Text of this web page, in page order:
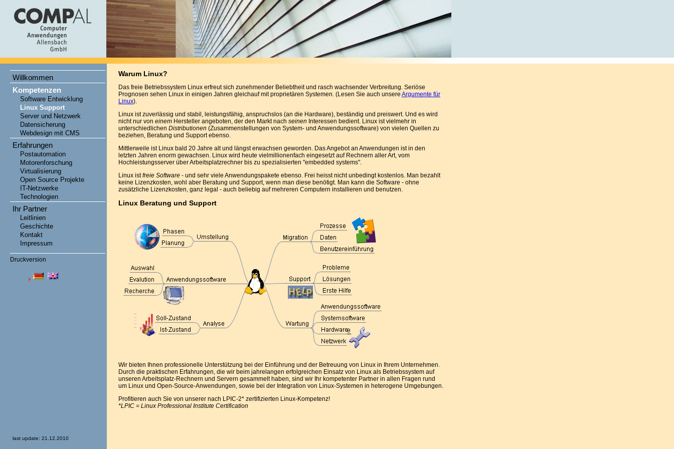
Willkommen
Kompetenzen
Software Entwicklung
Linux Support
Server und Netzwerk
Datensicherung
Webdesign mit CMS
Erfahrungen
Postautomation
Motorenforschung
Virtualisierung
Open Source Projekte
IT-Netzwerke
Technologien
Ihr Partner
Leitlinien
Geschichte
Kontakt
Impressum
Druckversion
Warum Linux?
Das freie Betriebssystem Linux erfreut sich zunehmender Beliebtheit und rasch wachsender Verbreitung. Seriöse
Prognosen sehen Linux in einigen Jahren gleichauf mit proprietären Systemen. (Lesen Sie auch unsere Argumente für
Linux).
Linux ist zuverlässig und stabil, leistungsfähig, anspruchslos (an die Hardware), beständig und preiswert. Und es wird
nicht nur von einem Hersteller angeboten, der den Markt nach seinen Interessen bedient. Linux ist vielmehr in
unterschiedlichen Distributionen (Zusammenstellungen von System- und Anwendungssoftware) von vielen Quellen zu
beziehen, Beratung und Support ebenso.
Mittlerweile ist Linux bald 20 Jahre alt und längst erwachsen geworden. Das Angebot an Anwendungen ist in den
letzten Jahren enorm gewachsen. Linux wird heute vielmillionenfach eingesetzt auf Rechnern aller Art, vom
Hochleistungsserver über Arbeitsplatzrechner bis zu spezialisierten "embedded systems".
Linux istfreie Software - und sehr viele Anwendungspakete ebenso. Frei heisst nicht unbedingt kostenlos. Man bezahlt
keine Lizenzkosten, wohl aber Beratung und Support, wenn man diese benötigt. Man kann die Software - ohne
zusätzliche Lizenzkosten, ganz legal - auch beliebig auf mehreren Computern installieren und benutzen.
Linux Beratung und Support
Wir bieten Ihnen professionelle Unterstützung bei der Einführung und der Betreuung von Linux in Ihrem Unternehmen.
Durch die praktischen Erfahrungen, die wir beim jahrelangen erfolgreichen Einsatz von Linux als Betriebssystem auf
unseren Arbeitsplatz-Rechnern und Servern gesammelt haben, sind wir Ihr kompetenter Partner in allen Fragen rund
um Linux und Open-Source-Anwendungen, sowie bei der Integration von Linux-Systemen in heterogene Umgebungen.
Profitieren auch Sie von unserer nach LPIC-2* zertifizierten Linux-Kompetenz!
*LPIC = Linux Professional Institute Certification
last update: 21.12.2010